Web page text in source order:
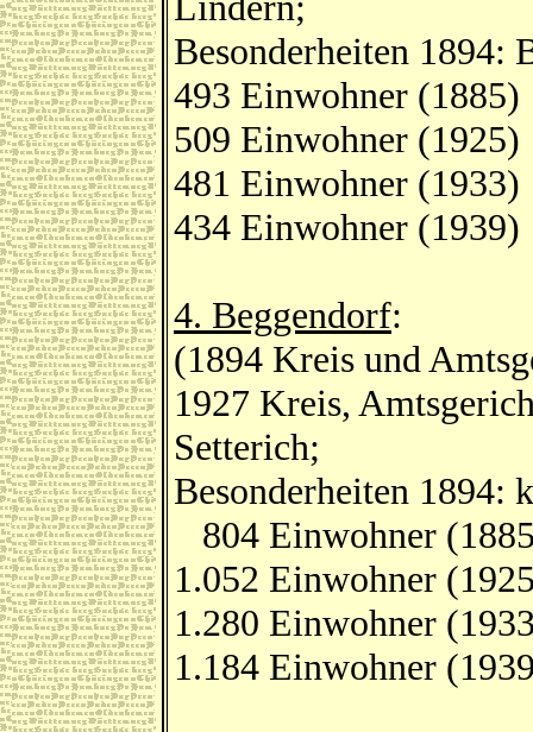
Besonderheiten 1894:
493 Einwohner (1885)
509 Einwohner (1925)
481 Einwohner (1933)
434 Einwohner (1939)
4. Beggendorf:
(1894 Kreis und
1927 Kreis,
Setterich;
Besonderheiten 1894:
804 Einwohner
1.052 Einwohner
1.280 Einwohner
1.184 Einwohner